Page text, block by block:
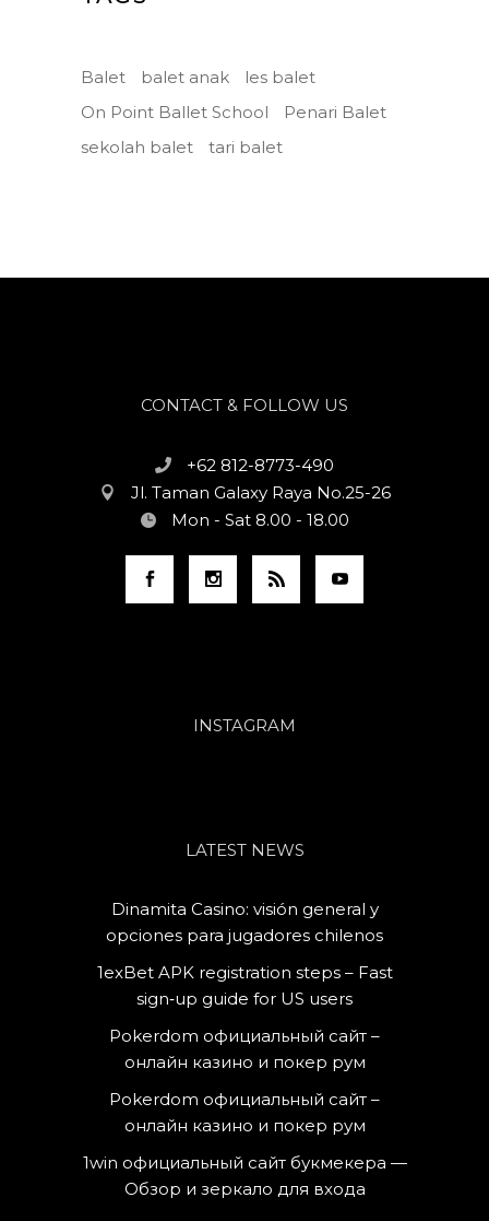
Balet balet anak
les balet
On Point Ballet School
Penari Balet
sekolah balet
tari balet
CONTACT & FOLLOW US
+62 812-8773-490
Jl. Taman Galaxy Raya No.25-26
Mon - Sat 8.00 - 18.00
INSTAGRAM
LATEST NEWS
Dinamita Casino: visión general y
opciones para jugadores chilenos
1exBet APK registration steps – Fast
sign‑up guide for US users
Pokerdom официальный сайт –
онлайн казино и покер рум
Pokerdom официальный сайт –
онлайн казино и покер рум
1win официальный сайт букмекера —
Обзор и зеркало для входа